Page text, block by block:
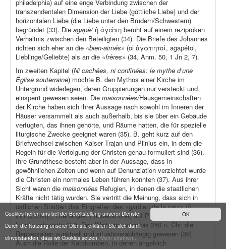
OK
Cookies helfen uns bei der Bereitstellung unserer Dienste.
Durch die Nutzung unserer Dienste erklären Sie sich damit
einverstanden, dass wir Cookies setzen.Mehr erfahren...
philadelphia) auf eine enge Verbindung zwischen der
transzendentalen Dimension der Liebe (göttliche Liebe) und der
horizontalen Liebe (die Liebe unter den Brüdern/Schwestern)
begründet (33). Die agapè/ἡ ἀγάπη beruht auf einem reziproken
Verhältnis zwischen den Beteiligten (34). Die Briefe des Johannes
richten sich eher an die «bien-aimés» (οἱ ἀγαπητοί, agapétoi,
Lieblinge/Geliebte) als an die «frères» (34, Anm. 50, 1 Jn 2, 7).
Im zweiten Kapitel (Ni cachées, ni confinées: le mythe d’une
Église souterraine) möchte B. den Mythos einer Kirche im
Untergrund widerlegen, deren Gruppierungen nur versteckt und
einsperrt gewesen seien. Die maisonnées/Hausgemeinschaften
der Kirche haben sich ihrer Aussage nach sowohl im Inneren der
Häuser versammelt als auch außerhalb, bis sie über ein Gebäude
verfügten, das ihnen gehörte, und Räume hatten, die für spezielle
liturgische Zwecke geeignet waren (35). B. geht kurz auf den
Briefwechsel zwischen Kaiser Trajan und Plinius ein, in dem die
Regeln für die Verfolgung der Christen genau formuliert sind (36).
Ihre Grundthese besteht aber in der Aussage, dass in
gewöhnlichen Zeiten und wenn auf Denunziation verzichtet wurde
die Christen ein normales Leben führen konnten (37). Aus ihrer
Sicht waren die maisonnées Refugien, in denen die staatlichen
Kräfte nicht tätig wurden. Sie vertritt die Meinung, dass sich in
östlichen Städten das Eingreifen des «gardien de la paix» (ὁ
εἰρηνάρκης, l’irénarque, Friedenshüter) auf Patrouillen auf dem
Lande reduzierte (37). Des Weiteren seien bis 250 n. Chr. die
Repressalien punktuell und situationsabhängig gewesen (39).
Auch die Rolle der Katakomben, in denen angeblich